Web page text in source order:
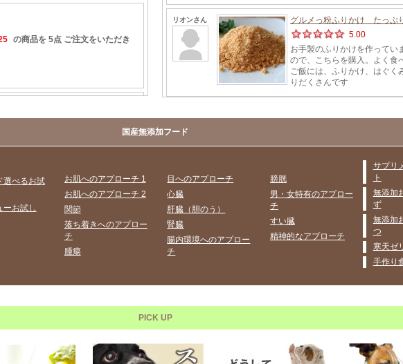
国産無添加フード
選べるお試
ーお試し
お肌へのアプローチ 1
お肌へのアプローチ 2
関節
落ち着きへのアプロー
チ
腫瘍
目へのアプローチ
心臓
肝臓（胆のう）
腎臓
腸内環境へのアプロー
チ
膀胱
男・女特有のアプロー
チ
すい臓
精神的なアプローチ
サプリ
ト
無添加
ず
無添加
つ
寒天ゼ
手作り
PICK UP